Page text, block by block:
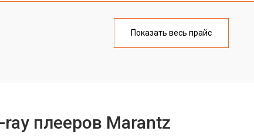
Показать весь прайс
плееров Marantz